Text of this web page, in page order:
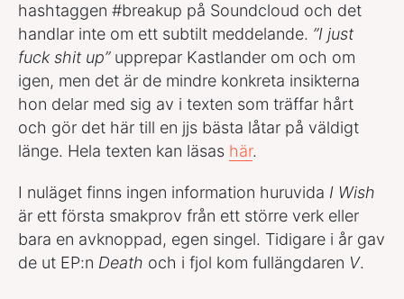
hashtaggen #breakup på Soundcloud och det
handlar inte om ett subtilt meddelande. ”I just
fuck shit up”upprepar Kastlander om och om
igen, men det är de mindre konkreta insikterna
hon delar med sig av i texten som träffar hårt
och gör det här till en jjs bästa låtar på väldigt
länge. Hela texten kan läsas här.
I nuläget finns ingen information huruvida I Wish
är ett första smakprov från ett större verk eller
bara en avknoppad, egen singel. Tidigare i år gav
de ut EP:n Death och i fjol kom fullängdaren V.